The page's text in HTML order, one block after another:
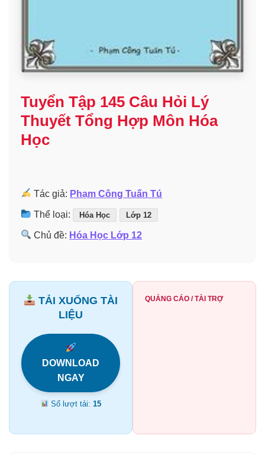
Tuyển Tập 145 Câu Hỏi Lý
Thuyết Tổng Hợp Môn Hóa
Học
Tác giả: Phạm Công Tuấn Tú
Thể loại: Hóa Học Lớp 12
Chủ đề: Hóa Học Lớp 12
TẢI XUỐNG TÀI
LIỆU
DOWNLOAD
NGAY
Số lượt tải: 15
QUẢNG CÁO / TÀI TRỢ